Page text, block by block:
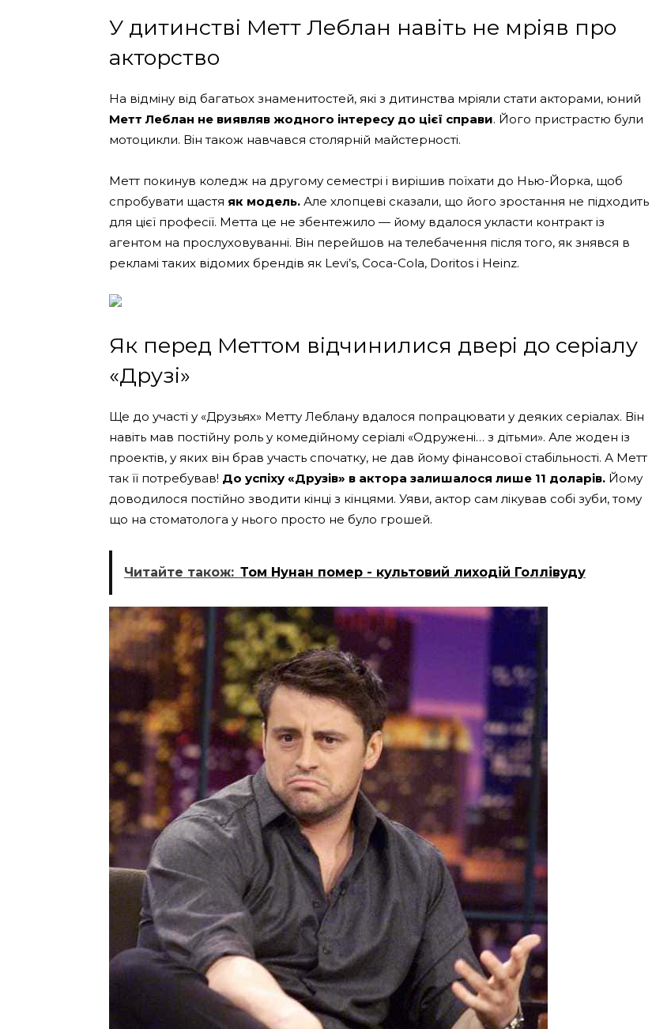
У дитинстві Метт Леблан навіть не мріяв про
акторство
На відміну від багатьох знаменитостей, які з дитинства мріяли стати акторами, юний
Метт Леблан не виявляв жодного інтересу до цієї справи. Його пристрастю були
мотоцикли. Він також навчався столярній майстерності.
Метт покинув коледж на другому семестрі і вирішив поїхати до Нью-Йорка, щоб
спробувати щастя як модель. Але хлопцеві сказали, що його зростання не підходить
для цієї професії. Метта це не збентежило — йому вдалося укласти контракт із
агентом на прослуховуванні. Він перейшов на телебачення після того, як знявся в
рекламі таких відомих брендів як Levi’s, Coca-Cola, Doritos і Heinz.
Як перед Меттом відчинилися двері до серіалу
«Друзі»
Ще до участі у «Друзьях» Метту Леблану вдалося попрацювати у деяких серіалах. Він
навіть мав постійну роль у комедійному серіалі «Одружені… з дітьми». Але жоден із
проектів, у яких він брав участь спочатку, не дав йому фінансової стабільності. А Метт
так її потребував! До успіху «Друзів» в актора залишалося лише 11 доларів. Йому
доводилося постійно зводити кінці з кінцями. Уяви, актор сам лікував собі зуби, тому
що на стоматолога у нього просто не було грошей.
Читайте також: Том Нунан помер - культовий лиходій Голлівуду